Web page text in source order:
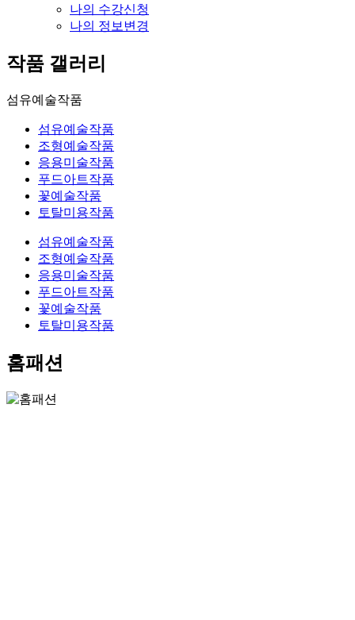
나의 수강신청
나의 정보변경
작품 갤러리
섬유예술작품
섬유예술작품
조형예술작품
응용미술작품
푸드아트작품
꽃예술작품
토탈미용작품
섬유예술작품
조형예술작품
응용미술작품
푸드아트작품
꽃예술작품
토탈미용작품
홈패션